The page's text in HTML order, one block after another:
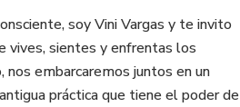
soy Vini Vargas y te invito
vives, sientes y enfrentas los
embarcaremos juntos en un
práctica que tiene el poder de